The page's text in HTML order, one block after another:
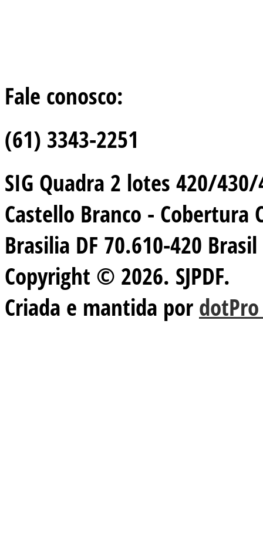
Fale conosco:
(61) 3343-2251
SIG Quadra 2 lotes 420/
Castello Branco - Cobertura
Brasilia DF 70.610-420 Brasil
Copyright © 2026. SJPDF.
Criada e mantida por